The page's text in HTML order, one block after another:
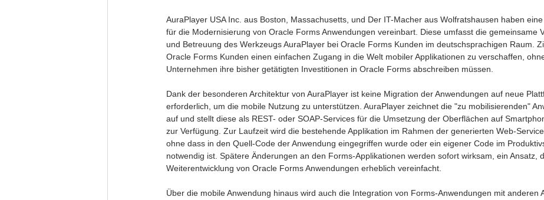
AuraPlayer USA Inc. aus Boston, Massachusetts, und Der IT-Macher aus Wolfratshausen haben
für die Modernisierung von Oracle Forms Anwendungen vereinbart. Diese umfasst die gemeinsame
und Betreuung des Werkzeugs AuraPlayer bei Oracle Forms Kunden im deutschsprachigen Raum.
Oracle Forms Kunden einen einfachen Zugang in die Welt mobiler Applikationen zu verschaffen,
Unternehmen ihre bisher getätigten Investitionen in Oracle Forms abschreiben müssen.
Dank der besonderen Architektur von AuraPlayer ist keine Migration der Anwendungen auf neue
erforderlich, um die mobile Nutzung zu unterstützen. AuraPlayer zeichnet die "zu mobilisierenden"
auf und stellt diese als REST- oder SOAP-Services für die Umsetzung der Oberflächen auf
zur Verfügung. Zur Laufzeit wird die bestehende Applikation im Rahmen der generierten Web-
ohne dass in den Quell-Code der Anwendung eingegriffen wurde oder ein eigener Code im
notwendig ist. Spätere Änderungen an den Forms-Applikationen werden sofort wirksam, ein Ansatz,
Weiterentwicklung von Oracle Forms Anwendungen erheblich vereinfacht.
Über die mobile Anwendung hinaus wird auch die Integration von Forms-Anwendungen mit anderen